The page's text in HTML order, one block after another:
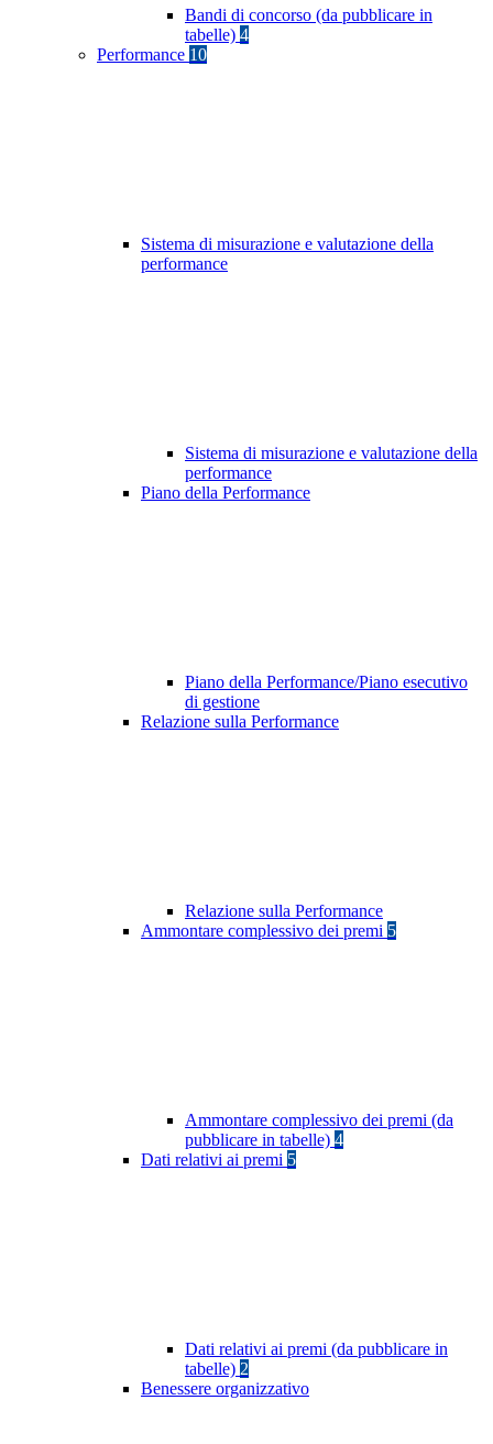
Bandi di concorso (da pubblicare in
tabelle) 4
Performance 10
Sistema di misurazione e valutazione della
performance
Sistema di misurazione e valutazione della
performance
Piano della Performance
Piano della Performance/Piano esecutivo
di gestione
Relazione sulla Performance
Relazione sulla Performance
Ammontare complessivo dei premi 5
Ammontare complessivo dei premi (da
pubblicare in tabelle) 4
Dati relativi ai premi 5
Dati relativi ai premi (da pubblicare in
tabelle) 2
Benessere organizzativo